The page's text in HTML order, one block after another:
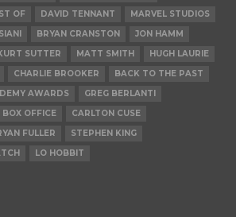
OF DAVID TENNANT
MARVEL STUDIOS
BRYAN CRANSTON
JON HAMM
SUTTER MATT SMITH
HUGH LAURIE
CHARLIE BROOKER
BACK TO THE PAST
AWARDS
GREG BERLANTI
BOX OFFICE
CARLTON CUSE
FULLER
STEPHEN KING
LO HOBBIT